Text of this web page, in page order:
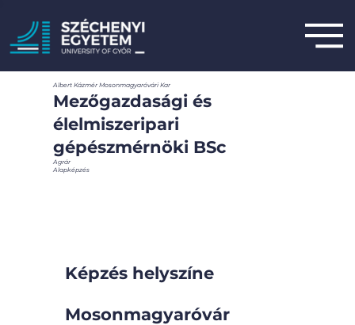
Mezőgazdasági és
élelmiszeripari
gépészmérnöki BSc
Agrár
Alapképzés
Albert Kázmér Mosonmagyaróvári Kar
Képzés helyszíne
Mosonmagyaróvár